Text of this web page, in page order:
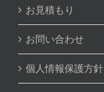
お見積もり
お問い合わせ
個人情報保護方針